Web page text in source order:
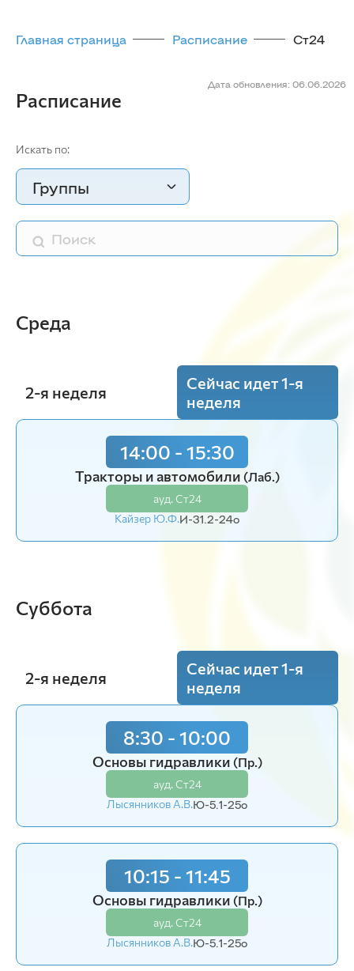
Главная страница Расписание Ст24
Дата обновления: 06.06.2026
Расписание
Искать по:
Группы
Среда
2-я неделя
Сейчас идет 1-я
неделя
14:00 - 15:30
Тракторы и автомобили (Лаб.)
ауд. Ст24
Кайзер Ю.Ф.И-31.2-24o
14:00 - 15:30
Тракторы и автомобили(Лаб.)
ауд. Ст24
Кайзер Ю.Ф.И-31-23o
Тракторы и автомобили
Кайзер Ю.Ф.
Суббота
2-я неделя
Сейчас идет 1-я
неделя
8:30 - 10:00
Основы гидравлики (Пр.)
ауд. Ст24
Лысянников А.В.Ю-5.1-25o
10:15 - 11:45
Основы гидравлики (Пр.)
ауд. Ст24
Лысянников А.В.Ю-5.1-25o
10:15 - 11:45
Основы гидравлики(Пр.)
ауд. Ст24
Лысянников А.В.Ю-5.2-25o
12:15 - 13:45
Основы гидравлики(Пр.)
ауд. Ст24
Лысянников А.В.Ю-5.2-25o